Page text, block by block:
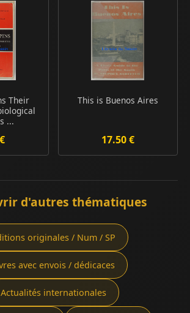
Their
...
This is Buenos Aires
17.50 €
d'autres thématiques
originales / Num / SP
avec envois / dédicaces
Actualités internationales